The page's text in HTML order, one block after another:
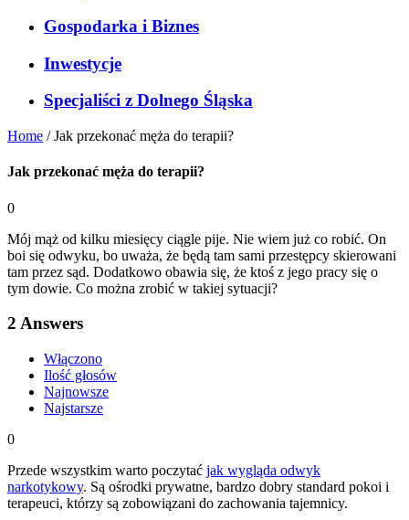
Gospodarka i Biznes
Inwestycje
Specjaliści z Dolnego Śląska
Home /Jak przekonać męża do terapii?
Jak przekonać męża do terapii?
0
Mój mąż od kilku miesięcy ciągle pije. Nie wiem już co robić. On
boi się odwyku, bo uważa, że będą tam sami przestępcy skierowani
tam przez sąd. Dodatkowo obawia się, że ktoś z jego pracy się o
tym dowie. Co można zrobić w takiej sytuacji?
2 Answers
Włączono
Ilość głosów
Najnowsze
Najstarsze
0
Przede wszystkim warto poczytać jak wygląda odwyk
narkotykowy. Są ośrodki prywatne, bardzo dobry standard pokoi i
terapeuci, którzy są zobowiązani do zachowania tajemnicy.